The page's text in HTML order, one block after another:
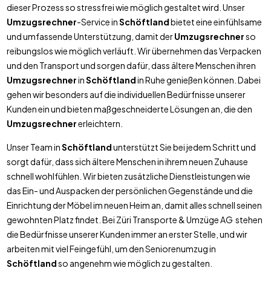
dieser Prozess so stressfrei wie möglich gestaltet wird. Unser
Umzugsrechner-Service inSchöftlandbietet eine einfühlsame
und umfassende Unterstützung, damit derUmzugsrechnerso
reibungslos wie möglich verläuft. Wir übernehmen das Verpacken
und den Transport und sorgen dafür, dass ältere Menschen ihren
UmzugsrechnerinSchöftlandin Ruhe genießen können. Dabei
gehen wir besonders auf die individuellen Bedürfnisse unserer
Kunden ein und bieten maßgeschneiderte Lösungen an, die den
Umzugsrechnererleichtern.
Unser Team inSchöftlandunterstützt Sie bei jedem Schritt und
sorgt dafür, dass sich ältere Menschen in ihrem neuen Zuhause
schnell wohlfühlen. Wir bieten zusätzliche Dienstleistungen wie
das Ein- und Auspacken der persönlichen Gegenstände und die
Einrichtung der Möbel im neuen Heim an, damit alles schnell seinen
gewohnten Platz findet. Bei Züri Transporte & Umzüge AG stehen
die Bedürfnisse unserer Kunden immer an erster Stelle, und wir
arbeiten mit viel Feingefühl, um den Seniorenumzug in
Schöftlandso angenehm wie möglich zu gestalten.